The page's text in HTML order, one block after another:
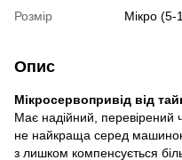
Розмір
Мікро (5-
Опис
Мікросервопривід від
Має надійний, перевірений
не найкраща серед
з лишком компенсується